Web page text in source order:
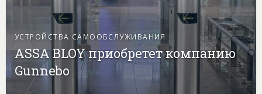
УСТРОЙСТВА САМООБСЛУЖИВАНИЯ
ASSA BLOY приобретет компанию
Gunnebo